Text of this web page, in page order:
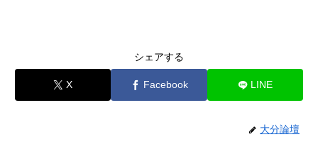
シェアする
X Facebook LINE
大分論壇